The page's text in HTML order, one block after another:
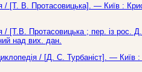
/ [Т. В. Протасовицька]. — Київ :
/ [Т.В. Протасовицька ; пер. із
над вих. дан.
/ [Д. С. Турбаніст]. —